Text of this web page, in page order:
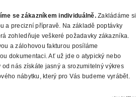
se zákazníkem individuálně.Zakládáme si
a precizní přípravě. Na základě poptávky
zohledňuje veškeré požadavky zákazníka.
a zálohovou fakturou posíláme
dokumentaci.Ať už jde o atypický nebo
nás získáte jasný a srozumitelný výkres
nábytku, který pro Vás budeme vyrábět.